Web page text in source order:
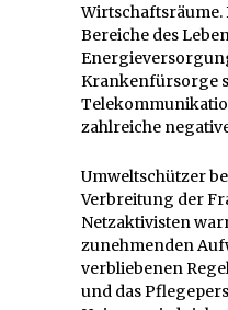
Bereiche des
Krankenfürsorge
zahlreiche
Umweltschützer
Verbreitung der
Netzaktivisten
zunehmenden
verbliebenen
und das